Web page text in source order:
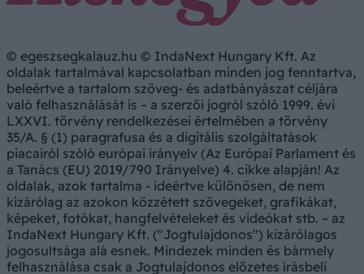
© egeszsegkalauz.hu © IndaNext Hungary Kft. Az
oldalak tartalmával kapcsolatban minden jog fenntartva,
beleértve a tartalom szöveg- és adatbányászat céljára
való felhasználását is – a szerzői jogról szóló 1999. évi
LXXVI. törvény rendelkezései értelmében a törvény
35/A. § (1) paragrafusa és a digitális szolgáltatások
piacairól szóló európai irányelv (Az Európai Parlament és
a Tanács (EU) 2019/790 Irányelve) 4. cikke alapján! Az
oldalak, azok tartalma - ideértve különösen, de nem
kizárólag az azokon közzétett szövegeket, grafikákat,
képeket, fotókat, hangfelvételeket és videókat stb. – az
IndaNext Hungary Kft. ("Jogtulajdonos") kizárólagos
jogosultsága alá esnek. Mindezek minden és bármely
felhasználása csak a Jogtulajdonos előzetes írásbeli